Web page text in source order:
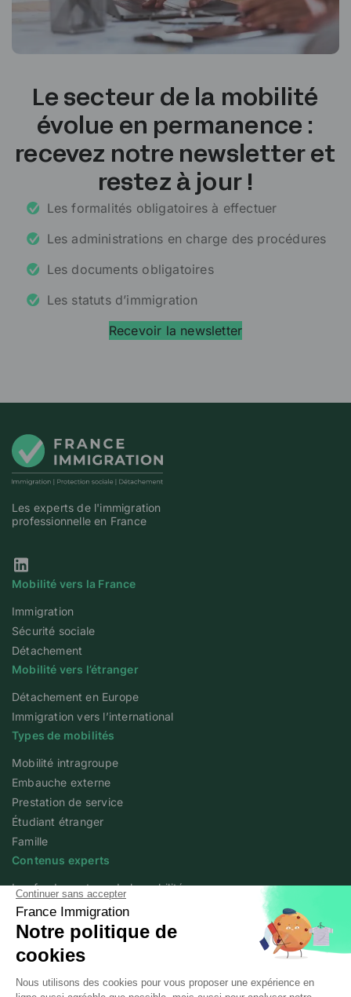
Le secteur de la mobilité
évolue en permanence :
recevez notre newsletter et
restez à jour !
Les formalités obligatoires à effectuer
Les administrations en charge des procédures
Les documents obligatoires
Les statuts d’immigration
Recevoir la newsletter
Les experts de l'immigration
professionnelle en France
Notre page Linkedin
Mobilité vers la France
Immigration
Sécurité sociale
Détachement
Mobilité vers l’étranger
Détachement en Europe
Immigration vers l’international
Types de mobilités
Mobilité intragroupe
Embauche externe
Prestation de service
Étudiant étranger
Famille
Contenus experts
Les fondamentaux de la mobilité
Articles experts
Flash info
Livres blancs
Webinars
Podcast We Love Mobility